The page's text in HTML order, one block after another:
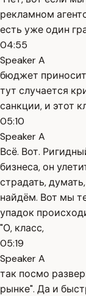
рекламном
есть уже один
04:55
Speaker A
бюджет
тут случается
санкции, и этот
05:10
Speaker A
Всё. Вот.
бизнеса, он
страдать,
найдём. Вот мы
упадок
"О, класс,
05:19
Speaker A
так посмо
рынке". Да и